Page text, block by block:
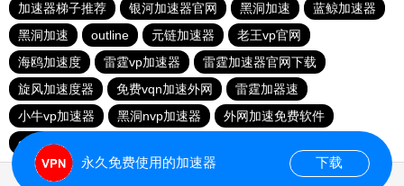
加速器梯子推荐
银河加速器官网 黑洞加速
蓝鲸加速器
黑洞加速
outline 元链加速器
老王vp官网
海鸥加速度
雷霆vp加速器
雷霆加速器官网下载
旋风加速度器
免费vqn加速外网
雷霆加器速
小牛vp加速器
黑洞nvp加速器
外网加速免费软件
outline
永久免费使用的加速器 下载